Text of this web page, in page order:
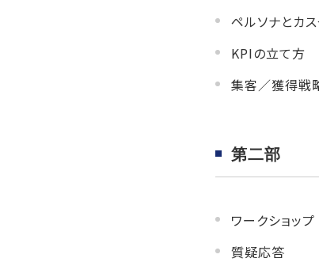
ペルソナとカ
KPIの立て方
集客／獲得戦
第二部
ワークショップ
質疑応答